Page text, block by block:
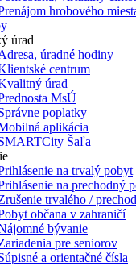
hrobového
úrad
úradné hodiny
centrum
úrad
MsÚ
poplatky
aplikácia
Šaľa
na trvalý pobyt
na prechodný
trvalého /
občana v zahraničí
bývanie
pre seniorov
a orientačné čísla